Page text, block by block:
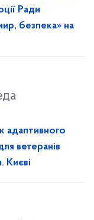
Ради
безпека» на
адаптивного
ветеранів
Києві